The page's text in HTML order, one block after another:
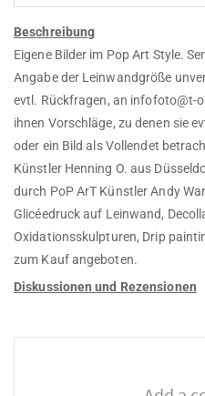
Beschreibung
Eigene Bilder im Pop Art Style.
Angabe der Leinwandgröße
evtl. Rückfragen, an infofoto@t-
ihnen Vorschläge, zu denen sie
oder ein Bild als Vollendet
Künstler Henning O. aus
durch PoP ArT Künstler Andy
Glicéedruck auf Leinwand,
Oxidationsskulpturen, Drip
zum Kauf angeboten.
Diskussionen und Rezensionen